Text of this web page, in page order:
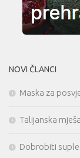
NOVI ČLANCI
Maska za
Talijanska
Dobrobiti